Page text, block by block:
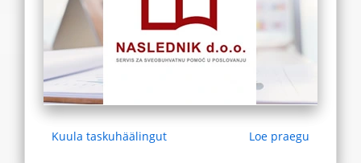
Kuula taskuhäälingut Loe praegu